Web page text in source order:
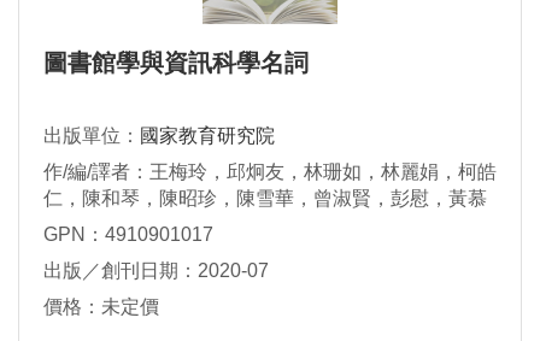
圖書館學與資訊科學名詞
出版單位： 國家教育研究院
作/編/譯者：王梅玲，邱炯友，林珊如，林麗娟，柯皓
仁，陳和琴，陳昭珍，陳雪華，曾淑賢，彭慰，黃慕
萱，薛理桂，顧力仁
GPN：4910901017
出版／創刊日期：2020-07
價格：未定價